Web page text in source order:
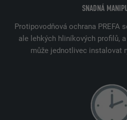
SNADNÁ
Protipovodňová ochrana PREFA
ale lehkých hliníkových profilů,
může jednotlivec instalovat